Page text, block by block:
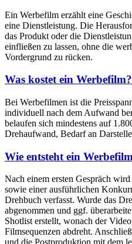
Ein Werbefilm erzählt eine
eine Dienstleistung. Die
das Produkt oder die
einfließen zu lassen, ohne die
Vordergrund zu rücken.
Was kostet ein Werbefilm?
Bei Werbefilmen ist die
individuell nach dem Aufwand
belaufen sich mindestens auf
Drehaufwand, Bedarf an
Wie entsteht ein
Nach einem ersten Gespräch
sowie einer ausführlichen
Drehbuch verfasst. Wurde das
abgenommen und ggf.
Shotlist erstellt, wonach der
Filmsequenzen abdreht.